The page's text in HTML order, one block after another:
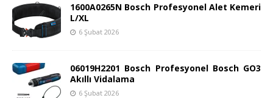
1600A0265N Bosch Profesyonel Alet Kemeri
L/XL
6 Şubat 2026
06019H2201 Bosch Profesyonel Bosch GO3
Akıllı Vidalama
6 Şubat 2026